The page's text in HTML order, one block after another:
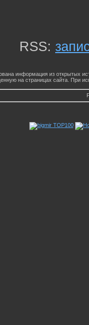
RSS:
информация из открытых
на страницах сайта. При